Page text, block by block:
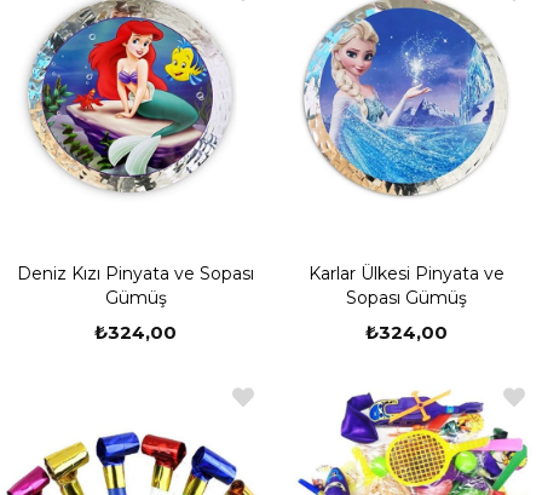
Deniz Kızı Pinyata ve Sopası
Gümüş
₺324,00
Karlar Ülkesi Pinyata ve
Sopası Gümüş
₺324,00